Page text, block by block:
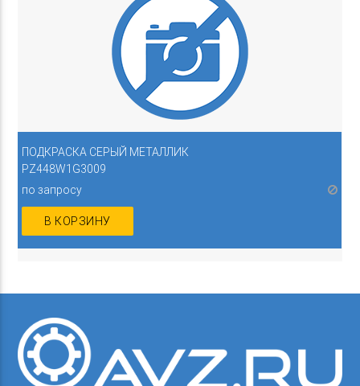
ПОДКРАСКА СЕРЫЙ МЕТАЛЛИК
PZ448W1G3009
по запросу
В КОРЗИНУ